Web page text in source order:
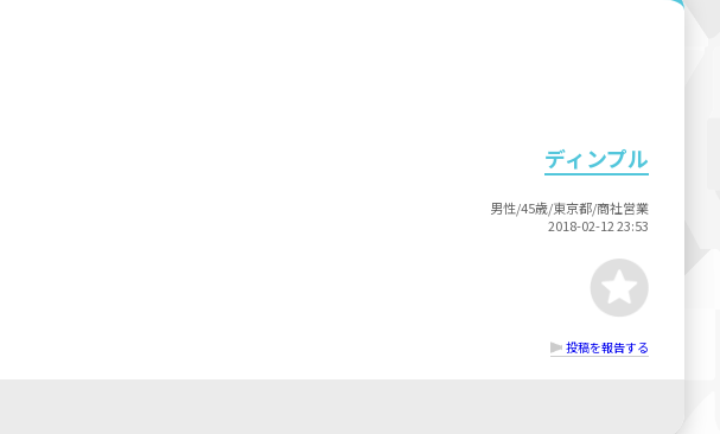
ディンプル
男性/45歳/東京都/商社営業
2018-02-12 23:53
投稿を報告する